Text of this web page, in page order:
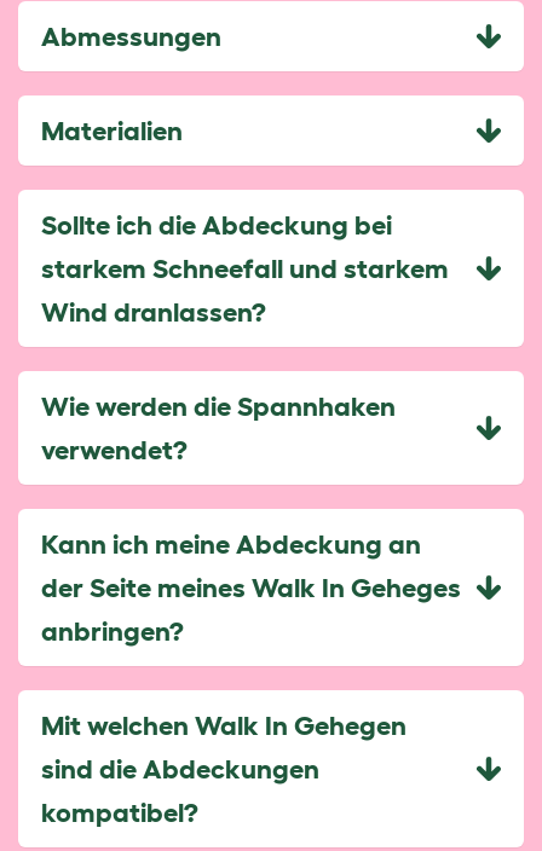
Abmessungen
Materialien
Sollte ich die Abdeckung bei
starkem Schneefall und starkem
Wind dranlassen?
Wie werden die Spannhaken
verwendet?
Kann ich meine Abdeckung an
der Seite meines Walk In Geheges
anbringen?
Mit welchen Walk In Gehegen
sind die Abdeckungen
kompatibel?